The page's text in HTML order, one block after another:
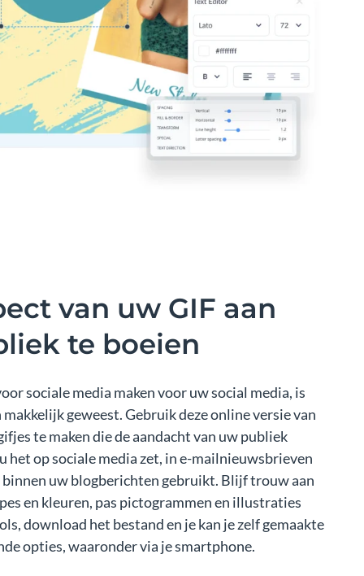
van uw GIF aan
te boeien
sociale media maken voor uw social media, is
geweest. Gebruik deze online versie van
te maken die de aandacht van uw publiek
het op sociale media zet, in e-mailnieuwsbrieven
uw blogberichten gebruikt. Blijf trouw aan
en kleuren, pas pictogrammen en illustraties
download het bestand en je kan je zelf gemaakte
opties, waaronder via je smartphone.